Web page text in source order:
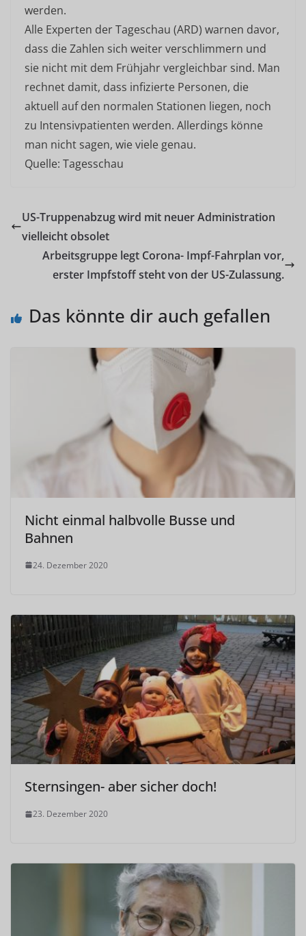
werden.
Alle Experten der Tageschau (ARD) warnen davor,
dass die Zahlen sich weiter verschlimmern und
sie nicht mit dem Frühjahr vergleichbar sind. Man
rechnet damit, dass infizierte Personen, die
aktuell auf den normalen Stationen liegen, noch
zu Intensivpatienten werden. Allerdings könne
man nicht sagen, wie viele genau.
Quelle: Tagesschau
US-Truppenabzug wird mit neuer Administration
vielleicht obsolet
Arbeitsgruppe legt Corona- Impf-Fahrplan vor,
erster Impfstoff steht von der US-Zulassung.
Das könnte dir auch gefallen
Nicht einmal halbvolle Busse und
Bahnen
24. Dezember 2020
Sternsingen- aber sicher doch!
23. Dezember 2020